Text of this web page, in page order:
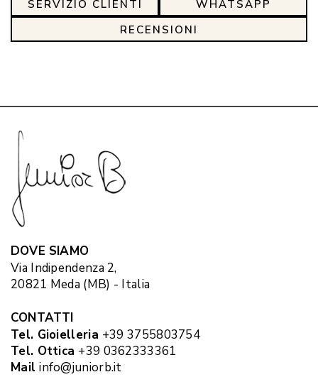
SERVIZIO CLIENTI
WHATSAPP
RECENSIONI
DOVE SIAMO
Via Indipendenza 2,
20821 Meda (MB) - Italia
CONTATTI
Tel. Gioielleria +39 3755803754
Tel. Ottica +39 0362333361
Mail info@juniorb.it